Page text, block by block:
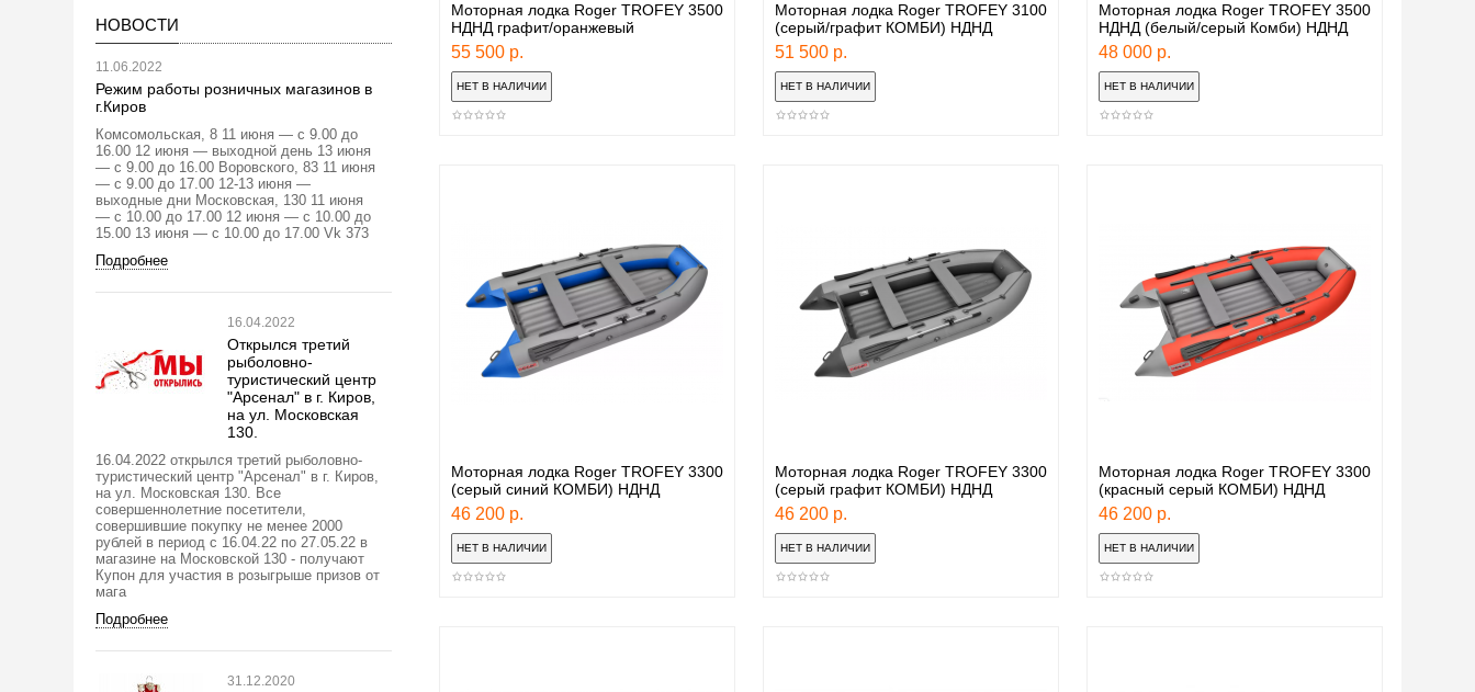
НОВОСТИ
11.06.2022
Режим работы розничных магазинов в
г.Киров
Комсомольская, 8 11 июня — с 9.00 до
16.00 12 июня — выходной день 13 июня
— с 9.00 до 16.00 Воровского, 83 11 июня
— с 9.00 до 17.00 12-13 июня —
выходные дни Московская, 130 11 июня
— с 10.00 до 17.00 12 июня — с 10.00 до
15.00 13 июня — с 10.00 до 17.00 Vk 373
Подробнее
16.04.2022
Открылся третий
рыболовно-
туристический центр
"Арсенал" в г. Киров,
на ул. Московская
130.
16.04.2022 открылся третий рыболовно-
туристический центр "Арсенал" в г. Киров,
на ул. Московская 130. Все
совершеннолетние посетители,
совершившие покупку не менее 2000
рублей в период с 16.04.22 по 27.05.22 в
магазине на Московской 130 - получают
Купон для участия в розыгрыше призов от
мага
Подробнее
31.12.2020
Моторная лодка Roger TROFEY 3500
НДНД графит/оранжевый
55 500 р.
Моторная лодка Roger TROFEY 3100
(серый/графит КОМБИ) НДНД
51 500 р.
Моторная лодка Roger TROFEY 3500
НДНД (белый/серый Комби) НДНД
48 000 р.
Моторная лодка Roger TROFEY 3300
(серый синий КОМБИ) НДНД
46 200 р.
Моторная лодка Roger TROFEY 3300
(серый графит КОМБИ) НДНД
46 200 р.
Моторная лодка Roger TROFEY 3300
(красный серый КОМБИ) НДНД
46 200 р.